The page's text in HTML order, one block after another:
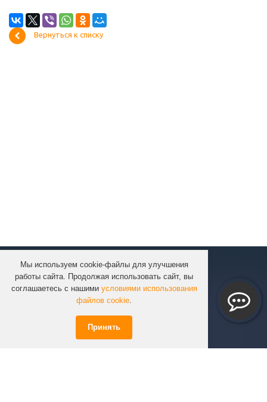
Мы используем cookie-файлы для улучшения
работы сайта. Продолжая использовать сайт, вы
соглашаетесь с нашими условиями использования
файлов cookie.
Принять
Вернуться к списку
КОМПАНИЯ
КАТАЛОГ
УСЛУГИ
ИНФОРМАЦИЯ